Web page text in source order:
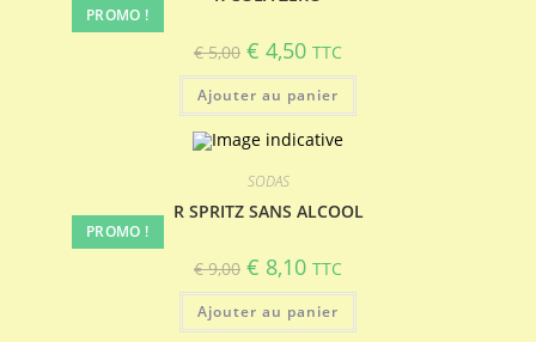
PROMO !
€5,00 Le
prix
initial
était :
€ 5,00.
€ 4,50Le
prix
actuel
est :
€ 4,50.
TTC
Ajouter au panier
PROMO !
SODAS
R SPRITZ SANS ALCOOL
€9,00 Le
prix
initial
était :
€ 9,00.
€ 8,10Le
prix
actuel
est :
€ 8,10.
TTC
Ajouter au panier